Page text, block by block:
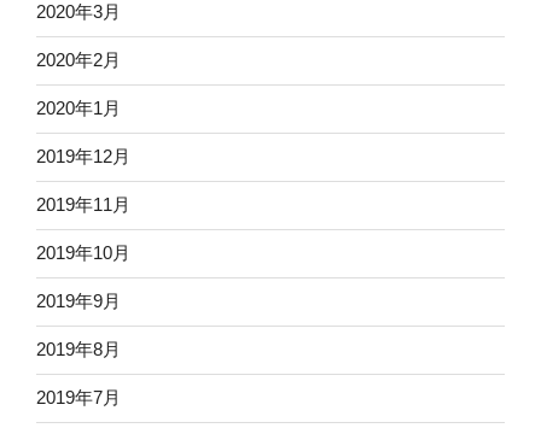
2020年3月
2020年2月
2020年1月
2019年12月
2019年11月
2019年10月
2019年9月
2019年8月
2019年7月